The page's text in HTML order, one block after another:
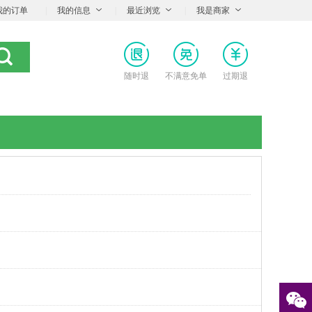
的订单 我的信息 最近浏览 我是商家
随时退 不满意免单 过期退